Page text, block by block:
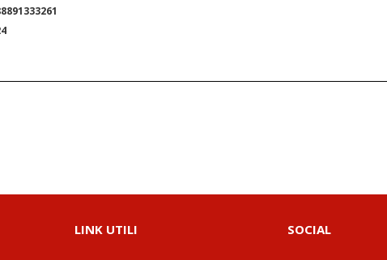
LINK UTILI SOCIAL